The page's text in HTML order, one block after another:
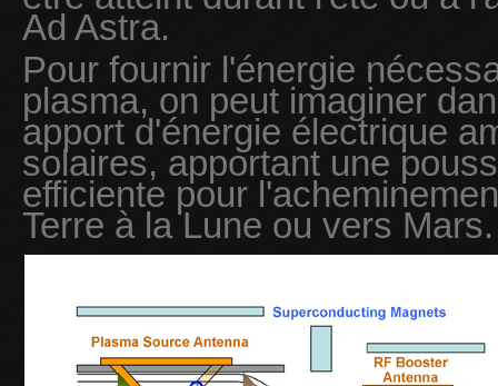
Ad Astra.
Pour fournir l'énergie
plasma, on peut imaginer
apport d'énergie électrique
solaires, apportant une
efficiente pour
Terre à la Lune ou vers Mars.